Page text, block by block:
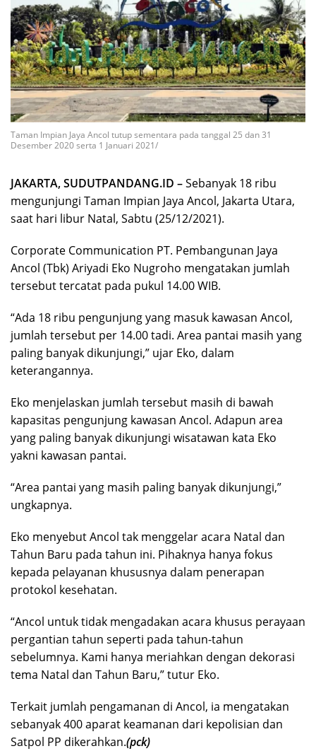
Taman Impian Jaya Ancol tutup sementara pada tanggal 25 dan 31
Desember 2020 serta 1 Januari 2021/
JAKARTA, SUDUTPANDANG.ID –Sebanyak 18 ribu
mengunjungi Taman Impian Jaya Ancol, Jakarta Utara,
saat hari libur Natal, Sabtu (25/12/2021).
Corporate Communication PT. Pembangunan Jaya
Ancol (Tbk) Ariyadi Eko Nugroho mengatakan jumlah
tersebut tercatat pada pukul 14.00 WIB.
“Ada 18 ribu pengunjung yang masuk kawasan Ancol,
jumlah tersebut per 14.00 tadi. Area pantai masih yang
paling banyak dikunjungi,” ujar Eko, dalam
keterangannya.
Eko menjelaskan jumlah tersebut masih di bawah
kapasitas pengunjung kawasan Ancol. Adapun area
yang paling banyak dikunjungi wisatawan kata Eko
yakni kawasan pantai.
“Area pantai yang masih paling banyak dikunjungi,”
ungkapnya.
Eko menyebut Ancol tak menggelar acara Natal dan
Tahun Baru pada tahun ini. Pihaknya hanya fokus
kepada pelayanan khususnya dalam penerapan
protokol kesehatan.
“Ancol untuk tidak mengadakan acara khusus perayaan
pergantian tahun seperti pada tahun-tahun
sebelumnya. Kami hanya meriahkan dengan dekorasi
tema Natal dan Tahun Baru,” tutur Eko.
Terkait jumlah pengamanan di Ancol, ia mengatakan
sebanyak 400 aparat keamanan dari kepolisian dan
Satpol PP dikerahkan.(pck)